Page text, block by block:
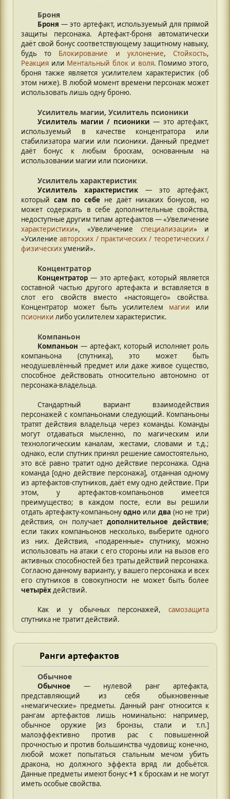
Броня
Броня — это артефакт, используемый для прямой
защиты персонажа. Артефакт-броня автоматически
даёт свой бонус соответствующему защитному навыку,
будь то Блокирование и уклонение,Стойкость,
Реакция или Ментальный блок и воля. Помимо этого,
броня также является усилителем характеристик (об
этом ниже). В любой момент времени персонаж может
использовать лишь одну броню.
Усилитель магии, Усилитель псионики
Усилитель магии / псионики — это артефакт,
используемый в качестве концентратора или
стабилизатора магии или псионики. Данный предмет
даёт бонус к любым броскам, основанным на
использовании магии или псионики.
Усилитель характеристик
Усилитель характеристик — это артефакт,
который сам по себе не даёт никаких бонусов, но
может содержать в себе дополнительные свойства,
недоступные другим типам артефактов — «Увеличение
характеристики», «Увеличение специализации» и
«Усилениеавторских / практических / теоретических /
физическихумений».
Концентратор
Концентратор — это артефакт, который является
составной частью другого артефакта и вставляется в
слот его свойств вместо «настоящего» свойства.
Концентратор может быть усилителем магии или
псионики либо усилителем характеристик.
Компаньон
Компаньон — артефакт, который исполняет роль
компаньона (спутника), это может быть
неодушевлённый предмет или даже живое существо,
способное действовать относительно автономно от
персонажа-владельца.
Стандартный вариант взаимодействия
персонажей с компаньонами следующий. Компаньоны
тратят действия владельца через команды. Команды
могут отдаваться мысленно, по магическим или
технологическим каналам, жестами, словами и т.д.;
однако, если спутник принял решение самостоятельно,
это всё равно тратит одно действие персонажа. Одна
команда [одно действие персонажа], отданная одному
из артефактов-спутников, даёт ему одно действие. При
этом, у артефактов-компаньонов имеется
преимущество; в каждом посте, если вы решили
отдать артефакту-компаньонуодно или два (но не три)
действия, он получаетдополнительное действие;
если таких компаньонов несколько, выберите одного
из них. Действия, «подаренные» спутнику, можно
использовать на атаки с его стороны или на вызов его
активных способностей без траты действий персонажа.
Согласно данному варианту, у вашего персонажа и всех
его спутников в совокупности не может быть более
четырёхдействий.
Как и у обычных персонажей, самозащита
спутника не тратит действий.
Ранги артефактов
Обычное
Обычное — нулевой ранг артефакта,
представляющий из себя обыкновенные
«немагические» предметы. Данный ранг относится к
рангам артефактов лишь номинально: например,
обычное оружие [из бронзы, стали и т.п.]
малоэффективно против рас с повышенной
прочностью и против большинства чудовищ; конечно,
любой может попытаться стальным мечом убить
дракона, но должного эффекта вряд ли добьётся.
Данные предметы имеют бонус+1 к броскам и не могут
иметь особые свойства.